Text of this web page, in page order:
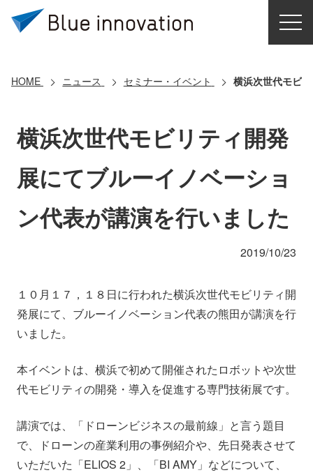
導入事例
コアテクノロジー
クラウドモビリティ研究所
採用情報 資料ダウンロード
IR情報 English
HOME ニュース セミナー・イベント 横浜次世代モビ
横浜次世代モビリティ開発
展にてブルーイノベーショ
ン代表が講演を行いました
2019/10/23
１０月１７，１８日に行われた横浜次世代モビリティ開
発展にて、ブルーイノベーション代表の熊田が講演を行
いました。
本イベントは、横浜で初めて開催されたロボットや次世
代モビリティの開発・導入を促進する専門技術展です。
講演では、「ドローンビジネスの最前線」と言う題目
で、ドローンの産業利用の事例紹介や、先日発表させて
いただいた「ELIOS 2」、「BI AMY」などについて、